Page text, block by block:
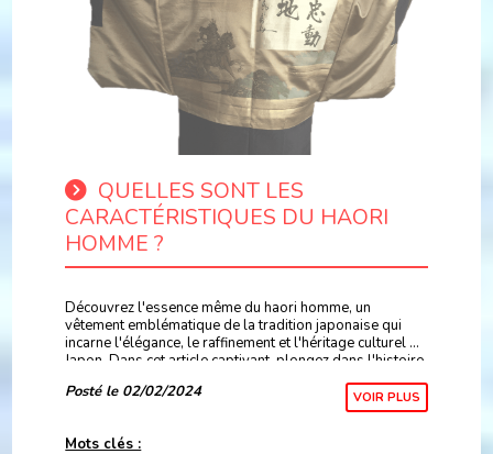
QUELLES SONT LES
CARACTÉRISTIQUES DU HAORI
HOMME ?
Découvrez l'essence même du haori homme, un
vêtement emblématique de la tradition japonaise qui
incarne l'élégance, le raffinement et l'héritage culturel du
Japon. Dans cet article captivant, plongez dans l'histoire
Posté le 02/02/2024 VOIR PLUS
Mots clés :